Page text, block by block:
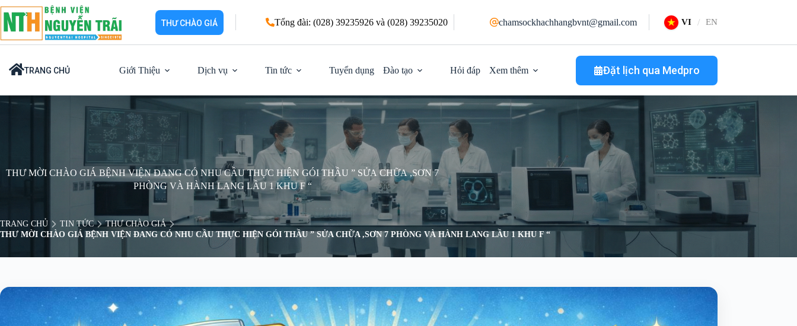
Chuyển
đến
phần
dung
THƯ CHÀO GIÁ Tổng đài: (028) 39235926 và (028) 39235020 chamsockhachhangbvnt@gmail.com EN
VI
TRANG CHỦ Giới Thiệu Dịch vụ Tin tức Tuyển dụng Đào tạo Hỏi đáp Xem thêm Đặt lịch qua Medpro
THƯ MỜI CHÀO GIÁ BỆNH VIỆN ĐANG CÓ NHU CẦU THỰC HIỆN GÓI THẦU ” SỬA CHỮA ,SƠN 7
PHÒNG VÀ HÀNH LANG LẦU 1 KHU F “
TRANG CHỦ TIN TỨC
THƯ CHÀO GIÁ
THƯ MỜI CHÀO GIÁ BỆNH VIỆN ĐANG CÓ NHU CẦU THỰC HIỆN GÓI THẦU ” SỬA CHỮA ,SƠN 7 PHÒNG VÀ HÀNH LANG LẦU 1 KHU F “